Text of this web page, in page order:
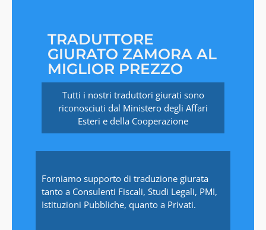
TRADUTTORE
GIURATO ZAMORA AL
MIGLIOR PREZZO
Tutti i nostri traduttori giurati sono
riconosciuti dal Ministero degli Affari
Esteri e della Cooperazione
Forniamo supporto di traduzione giurata
tanto a Consulenti Fiscali, Studi Legali, PMI,
Istituzioni Pubbliche, quanto a Privati.